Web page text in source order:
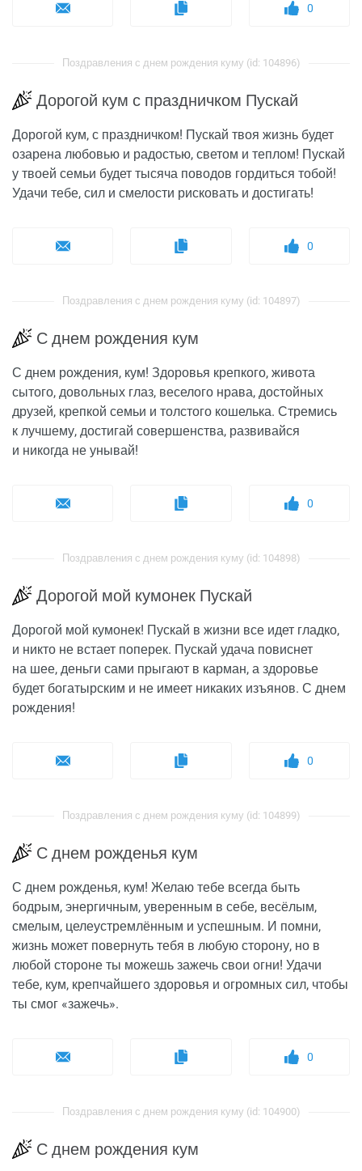
0
Поздравления с днем рождения куму (id: 104896)
Дорогой кум с праздничком Пускай
Дорогой кум, с праздничком! Пускай твоя жизнь будет
озарена любовью и радостью, светом и теплом! Пускай
у твоей семьи будет тысяча поводов гордиться тобой!
Удачи тебе, сил и смелости рисковать и достигать!
0
Поздравления с днем рождения куму (id: 104897)
С днем рождения кум
С днем рождения, кум! Здоровья крепкого, живота
сытого, довольных глаз, веселого нрава, достойных
друзей, крепкой семьи и толстого кошелька. Стремись
к лучшему, достигай совершенства, развивайся
и никогда не унывай!
0
Поздравления с днем рождения куму (id: 104898)
Дорогой мой кумонек Пускай
Дорогой мой кумонек! Пускай в жизни все идет гладко,
и никто не встает поперек. Пускай удача повиснет
на шее, деньги сами прыгают в карман, а здоровье
будет богатырским и не имеет никаких изъянов. С днем
рождения!
0
Поздравления с днем рождения куму (id: 104899)
С днем рожденья кум
С днем рожденья, кум! Желаю тебе всегда быть
бодрым, энергичным, уверенным в себе, весёлым,
смелым, целеустремлённым и успешным. И помни,
жизнь может повернуть тебя в любую сторону, но в
любой стороне ты можешь зажечь свои огни! Удачи
тебе, кум, крепчайшего здоровья и огромных сил, чтобы
ты смог «зажечь».
0
Поздравления с днем рождения куму (id: 104900)
С днем рождения кум